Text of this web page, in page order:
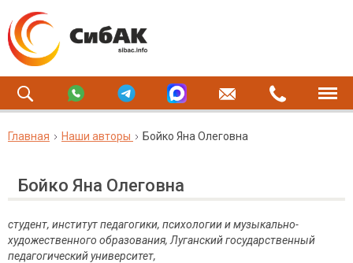
Главная Наши авторы Бойко Яна Олеговна
Бойко Яна Олеговна
студент, институт педагогики, психологии и музыкально-
художественного образования, Луганский государственный
педагогический университет,